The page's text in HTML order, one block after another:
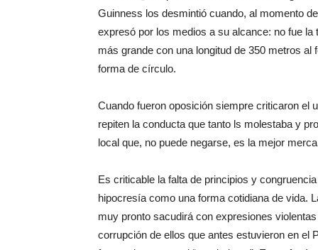
Guinness los desmintió cuando, al momento
expresó por los medios a su alcance: no fue
más grande con una longitud de 350 metros
forma de círculo.
Cuando fueron oposición siempre criticaron
repiten la conducta que tanto ls molestaba y
local que, no puede negarse, es la mejor
Es criticable la falta de principios y
hipocresía como una forma cotidiana de vida.
muy pronto sacudirá con expresiones
corrupción de ellos que antes estuvieron en el